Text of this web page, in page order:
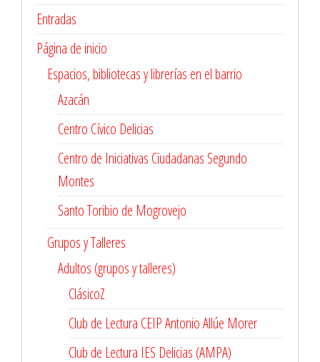
Entradas
Página de inicio
Espacios, bibliotecas y librerías en el barrio
Azacán
Centro Cívico Delicias
Centro de Iniciativas Ciudadanas Segundo
Montes
Santo Toribio de Mogrovejo
Grupos y Talleres
Adultos (grupos y talleres)
ClásicoZ
Club de Lectura CEIP Antonio Allúe Morer
Club de Lectura IES Delicias (AMPA)